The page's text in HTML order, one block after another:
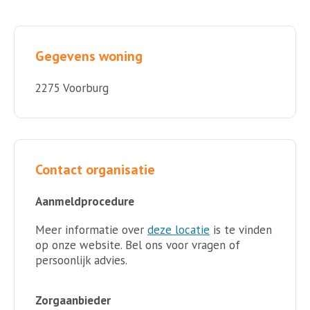
Gegevens woning
2275 Voorburg
Contact organisatie
Aanmeldprocedure
Meer informatie over deze locatie is te vinden
op onze website. Bel ons voor vragen of
persoonlijk advies.
Zorgaanbieder